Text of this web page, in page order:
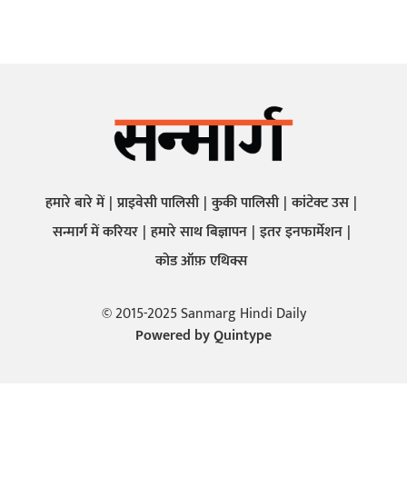
हमारे बारे में प्राइवेसी पालिसी कुकी पालिसी कांटेक्ट उस
सन्मार्ग में करियर हमारे साथ बिज्ञापन इतर इनफार्मेशन
कोड ऑफ़ एथिक्स
© 2015-2025 Sanmarg Hindi Daily
Powered byQuintype